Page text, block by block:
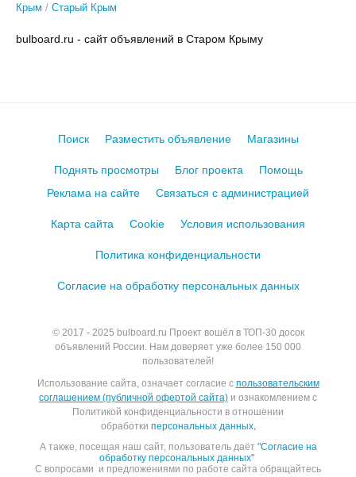
Крым Старый Крым
bulboard.ru - сайт объявлений в Старом Крыму
© 2017 - 2025 bulboard.ru Проект вошёл в ТОП-30 досок
объявлений России. Нам доверяет уже более 150 000
пользователей!
Использование сайта, означает согласие с пользовательским
соглашением (публичной офертой сайта) и ознакомлением с
Политикой конфиденциальности в отношении
обработки персональных данных.
А также, посещая наш сайт, пользователь даёт "Согласие на
обработку персональных данных"
С вопросами и предложениями по работе сайта обращайтесь
Поиск Разместить объявление Магазины
Поднять просмотры Блог проекта
Помощь
Реклама на сайте
Связаться с администрацией
Карта сайта Cookie Условия использования
Политика конфиденциальности
Согласие на обработку персональных данных